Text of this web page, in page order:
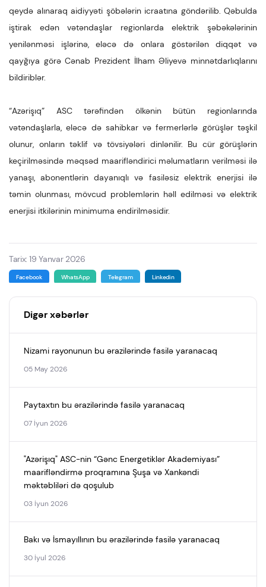
qeydə alınaraq aidiyyəti şöbələrin icraatına göndərilib. Qəbulda
iştirak edən vətəndaşlar regionlarda elektrik şəbəkələrinin
yenilənməsi işlərinə, eləcə də onlara göstərilən diqqət və
qayğıya görə Cənab Prezident İlham Əliyevə minnətdarlıqlarını
bildiriblər.
“Azərişıq” ASC tərəfindən ölkənin bütün regionlarında
vətəndaşlarla, eləcə də sahibkar və fermerlərlə görüşlər təşkil
olunur, onların təklif və tövsiyələri dinlənilir. Bu cür görüşlərin
keçirilməsində məqsəd maarifləndirici məlumatların verilməsi ilə
yanaşı, abonentlərin dayanıqlı və fasiləsiz elektrik enerjisi ilə
təmin olunması, mövcud problemlərin həll edilməsi və elektrik
enerjisi itkilərinin minimuma endirilməsidir.
Tarix: 19 Yanvar 2026
Facebook WhatsApp Telegram Linkedin
Digər xəbərlər
Nizami rayonunun bu ərazilərində fasilə yaranacaq
05 May 2026
Paytaxtın bu ərazilərində fasilə yaranacaq
07 İyun 2026
"Azərişıq" ASC-nin “Gənc Energetiklər Akademiyası”
maarifləndirmə proqramına Şuşa və Xankəndi
məktəbliləri də qoşulub
03 İyun 2026
Bakı və İsmayıllının bu ərazilərində fasilə yaranacaq
30 İyul 2026